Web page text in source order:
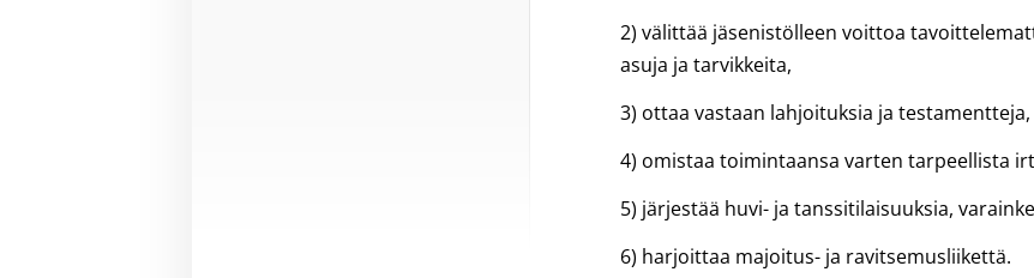
2) välittää jäsenistölleen voittoa
asuja ja tarvikkeita,
3) ottaa vastaan lahjoituksia ja testamentteja,
4) omistaa toimintaansa varten tarpeellista
5) järjestää huvi- ja tanssitilaisuuksia,
6) harjoittaa majoitus- ja ravitsemusliikettä.